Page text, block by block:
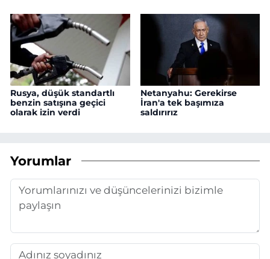
Rusya, düşük standartlı
benzin satışına geçici
olarak izin verdi
Netanyahu: Gerekirse
İran'a tek başımıza
saldırırız
Yorumlar